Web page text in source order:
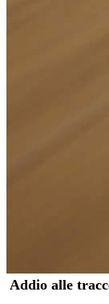
Addio alle